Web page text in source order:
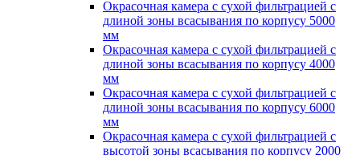
Окрасочная камера с сухой фильтрацией с
длиной зоны всасывания по корпусу 5000
мм
Окрасочная камера с сухой фильтрацией с
длиной зоны всасывания по корпусу 4000
мм
Окрасочная камера с сухой фильтрацией с
длиной зоны всасывания по корпусу 6000
мм
Окрасочная камера с сухой фильтрацией с
высотой зоны всасывания по корпусу 2000